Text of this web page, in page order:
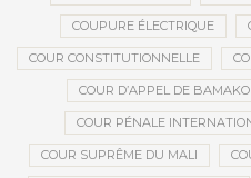
COUPURE ÉLECTRIQUE
COUR CONSTITUTIONNELLE
COUR D’APPEL DE BAMAKO
COUR PÉNALE
COUR SUPRÊME DU MALI